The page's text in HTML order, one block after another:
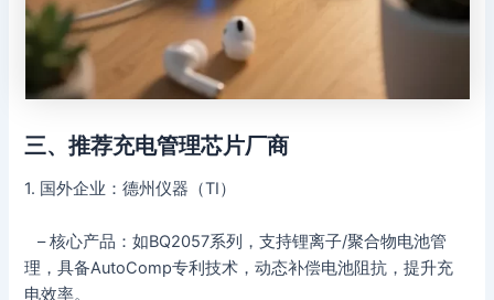
三、推荐充电管理芯片厂商
1. 国外企业：德州仪器（TI）
– 核心产品：如BQ2057系列，支持锂离子/聚合物电池管
理，具备AutoComp专利技术，动态补偿电池阻抗，提升充
电效率。